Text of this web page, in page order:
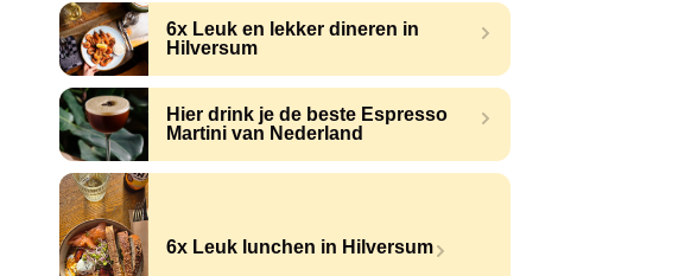
6x Leuk en lekker dineren in
Hilversum
Hier drink je de beste Espresso
Martini van Nederland
6x Leuk lunchen in Hilversum